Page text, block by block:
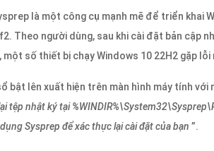
là một công cụ mạnh mẽ để triển khai
Theo người dùng, sau khi cài đặt bản cập
một số thiết bị chạy Windows 10 22H2 gặp lỗi
bật lên xuất hiện trên màn hình máy tính với
tệp nhật ký tại
Sysprep để xác thực lại cài đặt của bạn ”.